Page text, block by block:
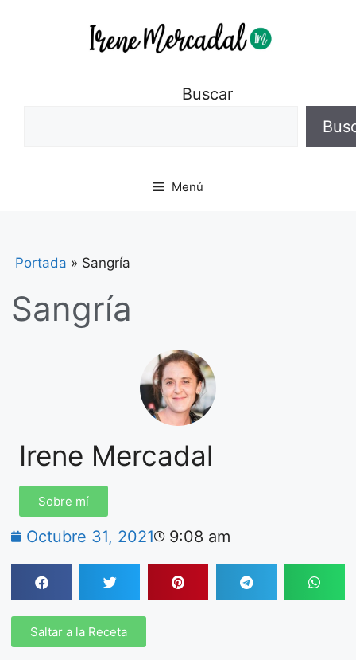
Buscar
Menú
Portada » Sangría
Sangría
Irene Mercadal
Sobre mí
Octubre 31, 2021 9:08 am
Saltar a la Receta